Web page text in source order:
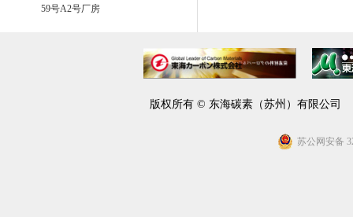
59号A2号厂房
版权所有 © 东海碳素（苏州）有限公
苏公网安备